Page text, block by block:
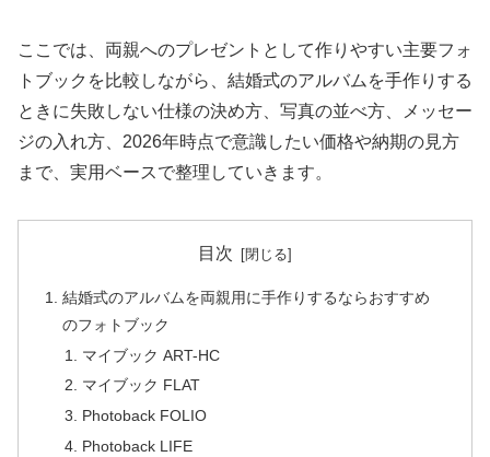
ここでは、両親へのプレゼントとして作りやすい主要フォ
トブックを比較しながら、結婚式のアルバムを手作りする
ときに失敗しない仕様の決め方、写真の並べ方、メッセー
ジの入れ方、2026年時点で意識したい価格や納期の見方
まで、実用ベースで整理していきます。
目次
結婚式のアルバムを両親用に手作りするならおすすめ
のフォトブック
マイブック ART-HC
マイブック FLAT
Photoback FOLIO
Photoback LIFE